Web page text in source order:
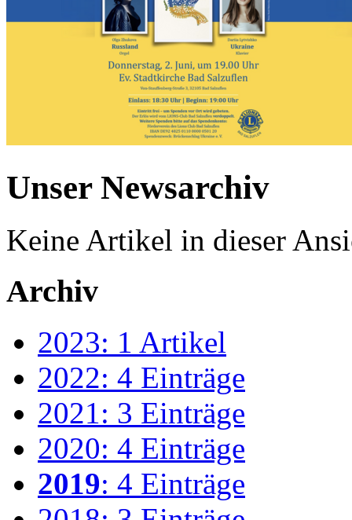
Unser Newsarchiv
Keine Artikel in dieser
Archiv
2023: 1 Artikel
2022: 4 Einträge
2021: 3 Einträge
2020: 4 Einträge
2019: 4 Einträge